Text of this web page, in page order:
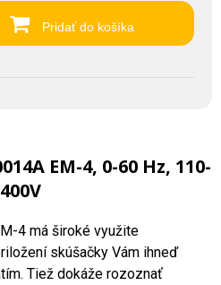
Pridať do košíka
EM-4, 0-60 Hz, 110-
400V
4 má široké využite
skúšačky Vám ihneď
Tiež dokáže rozoznať